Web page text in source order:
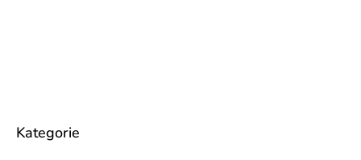
Kategorie